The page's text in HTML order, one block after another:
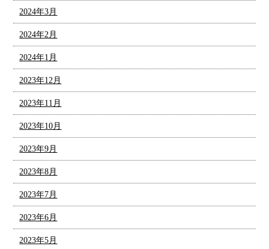
2024年3月
2024年2月
2024年1月
2023年12月
2023年11月
2023年10月
2023年9月
2023年8月
2023年7月
2023年6月
2023年5月